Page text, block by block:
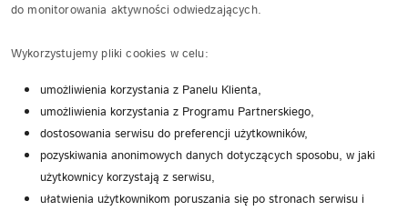
do monitorowania aktywności odwiedzających.
Wykorzystujemy pliki cookies w celu:
umożliwienia korzystania z Panelu Klienta,
umożliwienia korzystania z Programu Partnerskiego,
dostosowania serwisu do preferencji użytkowników,
pozyskiwania anonimowych danych dotyczących sposobu, w jaki
użytkownicy korzystają z serwisu,
ułatwienia użytkownikom poruszania się po stronach serwisu i